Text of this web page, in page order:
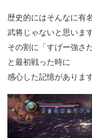
歴史的にはそんなに有
武将じゃないと思いま
その割に「すげー強さ
と最初戦った時に
感心した記憶があります